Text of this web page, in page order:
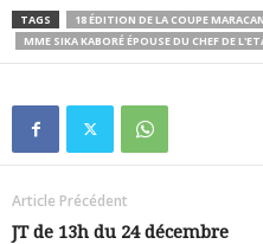
TAGS
18 ÉDITION DE LA COUPE
MME SIKA KABORÉ ÉPOUSE DU CHEF DE
Article Précédent
JT de 13h du 24 décembre